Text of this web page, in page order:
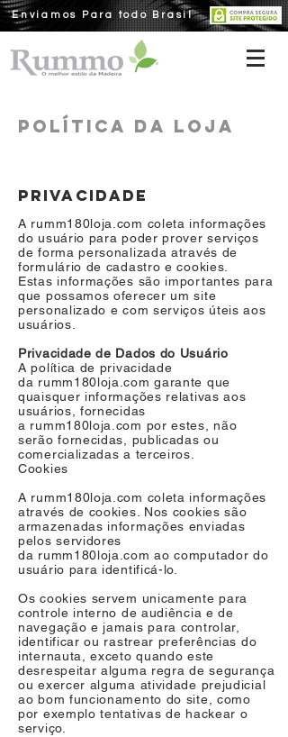
Enviamos Para todo Brasil
POLÍTICA DA LOJA
PRIVACIDADE
A rumm180loja.com coleta informações
do usuário para poder prover serviços
de forma personalizada através de
formulário de cadastro e cookies.
Estas informações são importantes para
que possamos oferecer um site
personalizado e com serviços úteis aos
usuários.
Privacidade de Dados do Usuário
A política de privacidade
da rumm180loja.com garante que
quaisquer informações relativas aos
usuários, fornecidas
a rumm180loja.com por estes, não
serão fornecidas, publicadas ou
comercializadas a terceiros.
Cookies
A rumm180loja.com coleta informações
através de cookies. Nos cookies são
armazenadas informações enviadas
pelos servidores
da rumm180loja.com ao computador do
usuário para identificá-­lo.
Os cookies servem unicamente para
controle interno de audiência e de
navegação e jamais para controlar,
identificar ou rastrear preferências do
internauta, exceto quando este
desrespeitar alguma regra de segurança
ou exercer alguma atividade prejudicial
ao bom funcionamento do site, como
por exemplo tentativas de hackear o
serviço.